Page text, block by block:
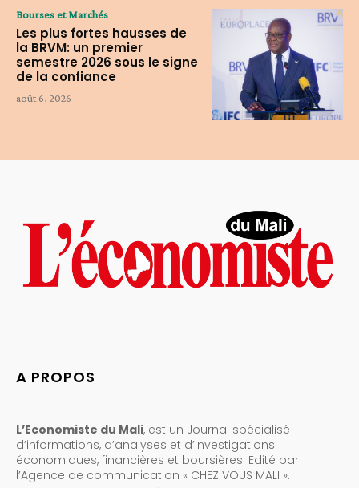
Bourses et Marchés
Les plus fortes hausses de
la BRVM: un premier
semestre 2026 sous le signe
de la confiance
août 6, 2026
A PROPOS
L’Economiste du Mali, est un Journal spécialisé
d’informations, d’analyses et d’investigations
économiques, financières et boursières. Edité par
l’Agence de communication « CHEZ VOUS MALI ».